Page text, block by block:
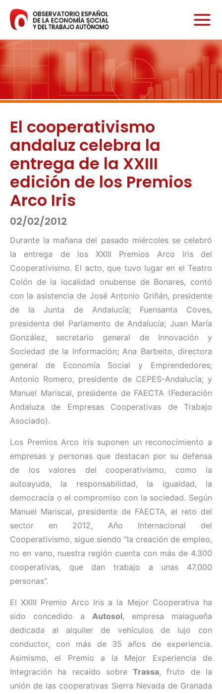
contenido
El cooperativismo
andaluz celebra la
entrega de la XXIII
edición de los Premios
Arco Iris
02/02/2012
Durante la mañana del pasado miércoles se celebró
la entrega de los XXIII Premios Arco Iris del
Cooperativismo. El acto, que tuvo lugar en el Teatro
Colón de la localidad onubense de Bonares, contó
con la asistencia de José Antonio Griñán, presidente
de la Junta de Andalucía; Fuensanta Coves,
presidenta del Parlamento de Andalucía; Juan María
González, secretario general de Innovación y
Sociedad de la Información; Ana Barbeito, directora
general de Economía Social y Emprendedores;
Antonio Romero, presidente de CEPES-Andalucía; y
Manuel Mariscal, presidente de FAECTA (Federación
Andaluza de Empresas Cooperativas de Trabajo
Asociado).
Los Premios Arco Iris suponen un reconocimiento a
empresas y personas que destacan por su defensa
de los valores del cooperativismo, como la
autoayuda, la responsabilidad, la igualdad, la
democracia o el compromiso con la sociedad. Según
Manuel Mariscal, presidente de FAECTA, el reto del
sector en 2012, Año Internacional del
Cooperativismo, sigue siendo “la creación de empleo,
no en vano, nuestra región cuenta con más de 4.300
cooperativas, que dan trabajo a unas 47.000
personas”.
El XXIII Premio Arco Iris a la Mejor Cooperativa ha
sido concedido a Autosol, empresa malagueña
dedicada al alquiler de vehículos de lujo con
conductor, con más de 35 años de experiencia.
Asimismo, el Premio a la Mejor Experiencia de
Integración ha recaído sobreTrassa, fruto de la
unión de las cooperativas Sierra Nevada de Granada